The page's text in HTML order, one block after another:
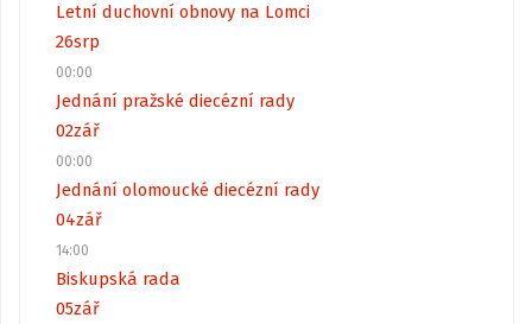
Letní duchovní obnovy na Lomci
26srp
00:00
Jednání pražské diecézní rady
02zář
00:00
Jednání olomoucké diecézní rady
04zář
14:00
Biskupská rada
05zář